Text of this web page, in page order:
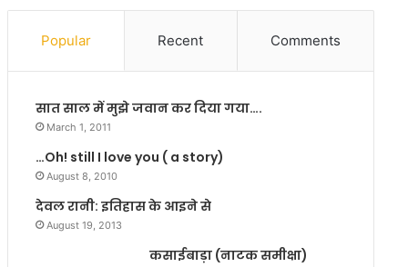
सिं
प
यो
ज
का
कि
या
नि
त
बे
Popular Recent Comments
सात साल में मुझे जवान कर दिया गया….
March 1, 2011
…Oh! still I love you ( a story)
August 8, 2010
देवल रानी: इतिहास के आइने से
August 19, 2013
कसाईबाड़ा (नाटक समीक्षा)